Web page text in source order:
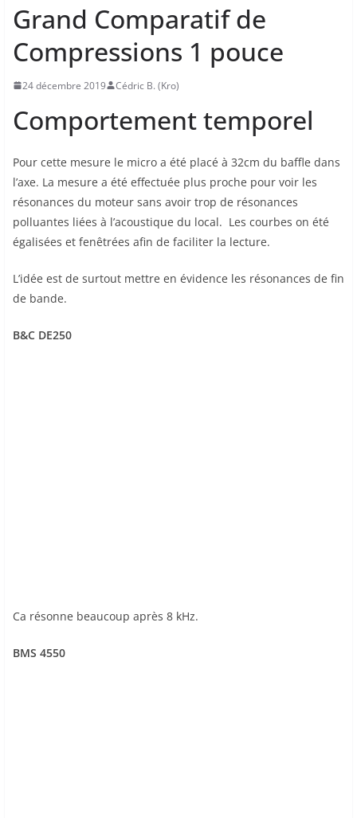
Grand Comparatif de
Compressions 1 pouce
24 décembre 2019 Cédric B. (Kro)
Comportement temporel
Pour cette mesure le micro a été placé à 32cm du baffle dans
l’axe. La mesure a été effectuée plus proche pour voir les
résonances du moteur sans avoir trop de résonances
polluantes liées à l’acoustique du local. Les courbes on été
égalisées et fenêtrées afin de faciliter la lecture.
L’idée est de surtout mettre en évidence les résonances de fin
de bande.
B&C DE250
Ca résonne beaucoup après 8 kHz.
BMS 4550